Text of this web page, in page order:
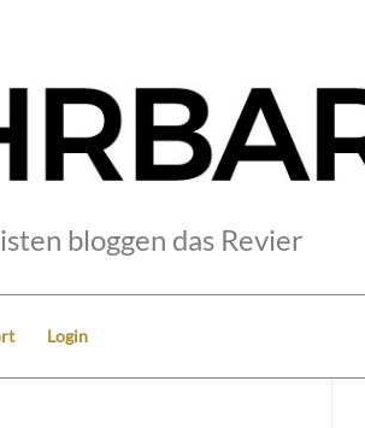
bloggen das Revier
Login